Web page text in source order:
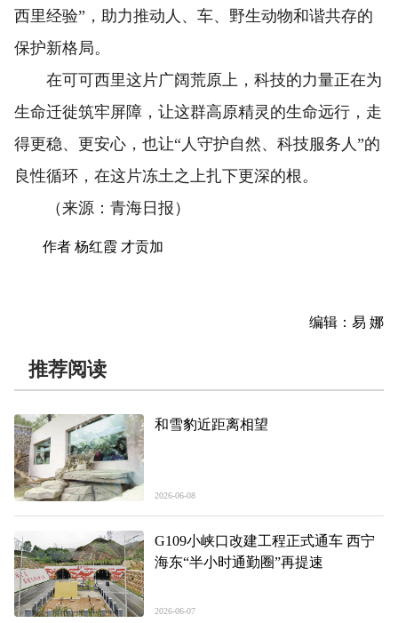
西里经验”，助力推动人、车、野生动物和谐共存的
保护新格局。
在可可西里这片广阔荒原上，科技的力量正在为
生命迁徙筑牢屏障，让这群高原精灵的生命远行，走
得更稳、更安心，也让“人守护自然、科技服务人”的
良性循环，在这片冻土之上扎下更深的根。
（来源：青海日报）
作者 杨红霞 才贡加
编辑：易 娜
推荐阅读
和雪豹近距离相望
2026-06-08
G109小峡口改建工程正式通车 西宁
海东“半小时通勤圈”再提速
2026-06-07